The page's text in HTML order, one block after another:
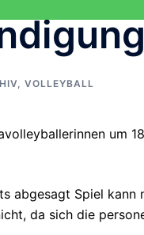
, VOLLEYBALL
um
abgesagt Spiel kann
da sich die